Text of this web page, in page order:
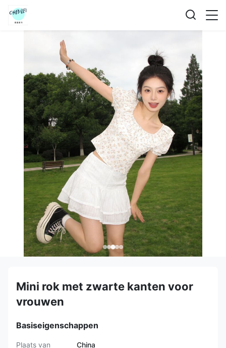
Mini rok met zwarte kanten voor
vrouwen
Basiseigenschappen
Plaats van
China